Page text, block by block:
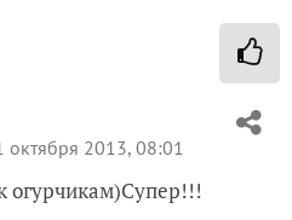
октября 2013, 08:01
огурчикам)Супер!!!